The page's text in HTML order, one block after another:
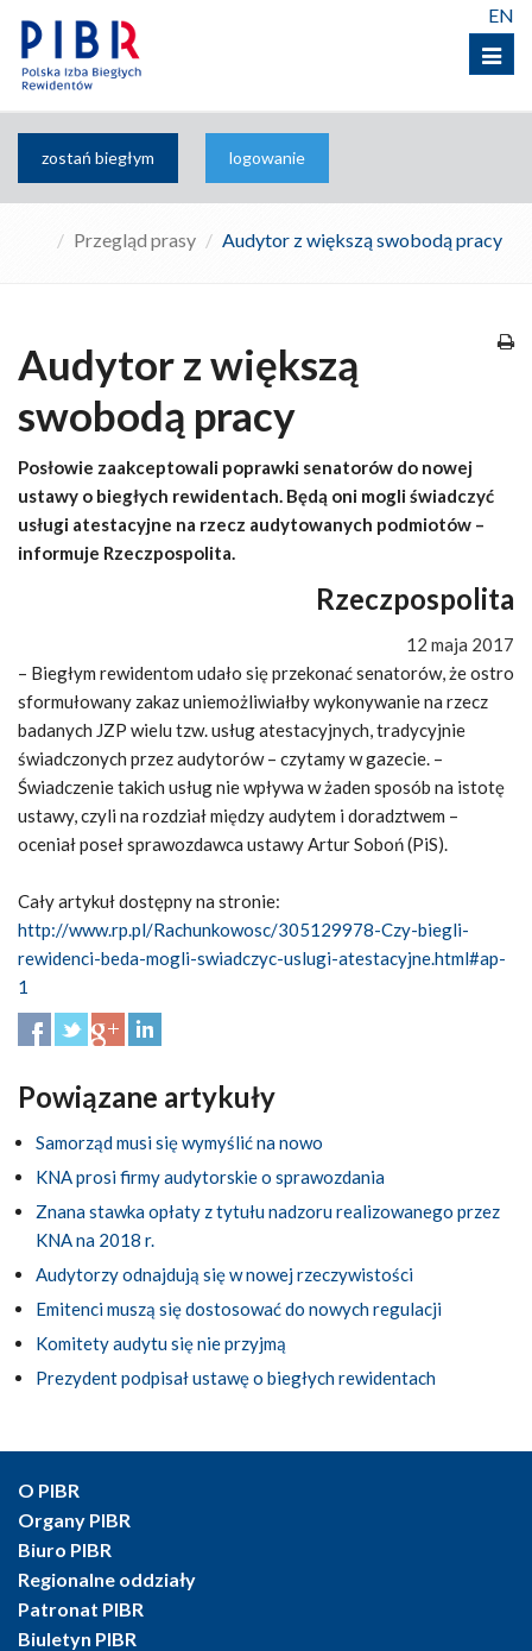
Menu
EN
zostań biegłym logowanie
Przegląd prasy Audytor z większą swobodą pracy
Audytor z większą
swobodą pracy
Posłowie zaakceptowali poprawki senatorów do nowej
ustawy o biegłych rewidentach. Będą oni mogli świadczyć
usługi atestacyjne na rzecz audytowanych podmiotów –
informuje Rzeczpospolita.
Rzeczpospolita
12 maja 2017
– Biegłym rewidentom udało się przekonać senatorów, że ostro
sformułowany zakaz uniemożliwiałby wykonywanie na rzecz
badanych JZP wielu tzw. usług atestacyjnych, tradycyjnie
świadczonych przez audytorów – czytamy w gazecie. –
Świadczenie takich usług nie wpływa w żaden sposób na istotę
ustawy, czyli na rozdział między audytem i doradztwem –
oceniał poseł sprawozdawca ustawy Artur Soboń (PiS).
Cały artykuł dostępny na stronie:
http://www.rp.pl/Rachunkowosc/305129978-Czy-biegli-
rewidenci-beda-mogli-swiadczyc-uslugi-atestacyjne.html#ap-
1
Powiązane artykuły
Samorząd musi się wymyślić na nowo
KNA prosi firmy audytorskie o sprawozdania
Znana stawka opłaty z tytułu nadzoru realizowanego przez
KNA na 2018 r.
Audytorzy odnajdują się w nowej rzeczywistości
Emitenci muszą się dostosować do nowych regulacji
Komitety audytu się nie przyjmą
Prezydent podpisał ustawę o biegłych rewidentach
O PIBR
Organy PIBR
Biuro PIBR
Regionalne oddziały
Patronat PIBR
Biuletyn PIBR